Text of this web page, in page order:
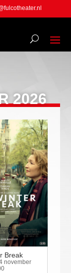
2026
Break
november